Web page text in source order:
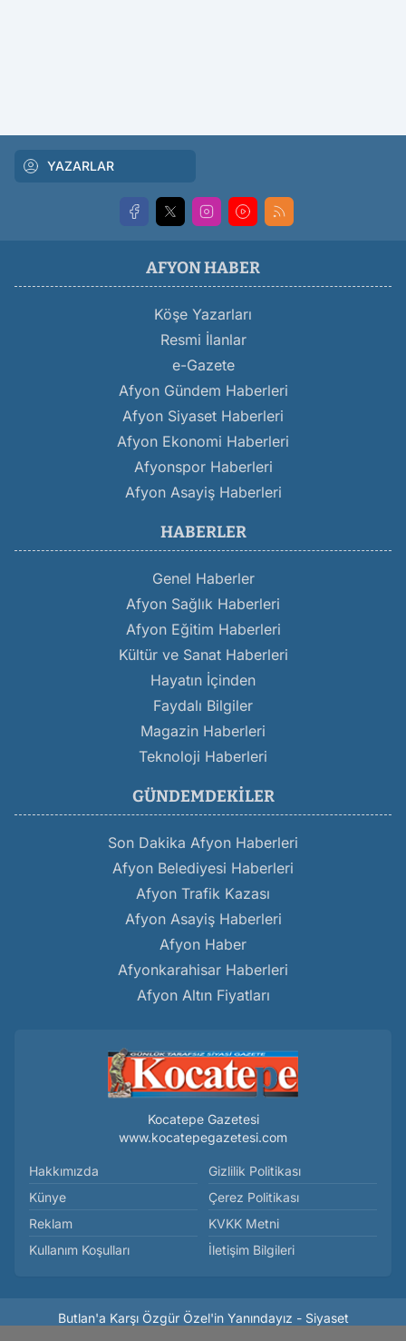
YAZARLAR
AFYON HABER
Köşe Yazarları
Resmi İlanlar
e-Gazete
Afyon Gündem Haberleri
Afyon Siyaset Haberleri
Afyon Ekonomi Haberleri
Afyonspor Haberleri
Afyon Asayiş Haberleri
HABERLER
Genel Haberler
Afyon Sağlık Haberleri
Afyon Eğitim Haberleri
Kültür ve Sanat Haberleri
Hayatın İçinden
Faydalı Bilgiler
Magazin Haberleri
Teknoloji Haberleri
GÜNDEMDEKILER
Son Dakika Afyon Haberleri
Afyon Belediyesi Haberleri
Afyon Trafik Kazası
Afyon Asayiş Haberleri
Afyon Haber
Afyonkarahisar Haberleri
Afyon Altın Fiyatları
Kocatepe Gazetesi
www.kocatepegazetesi.com
Hakkımızda
Künye
Reklam
Kullanım Koşulları
Gizlilik Politikası
Çerez Politikası
KVKK Metni
İletişim Bilgileri
Butlan'a Karşı Özgür Özel'in Yanındayız - Siyaset